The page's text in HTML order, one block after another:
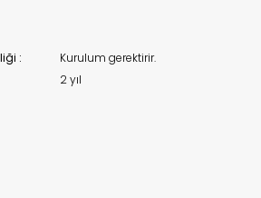
:
Kurulum gerektirir.
2 yıl